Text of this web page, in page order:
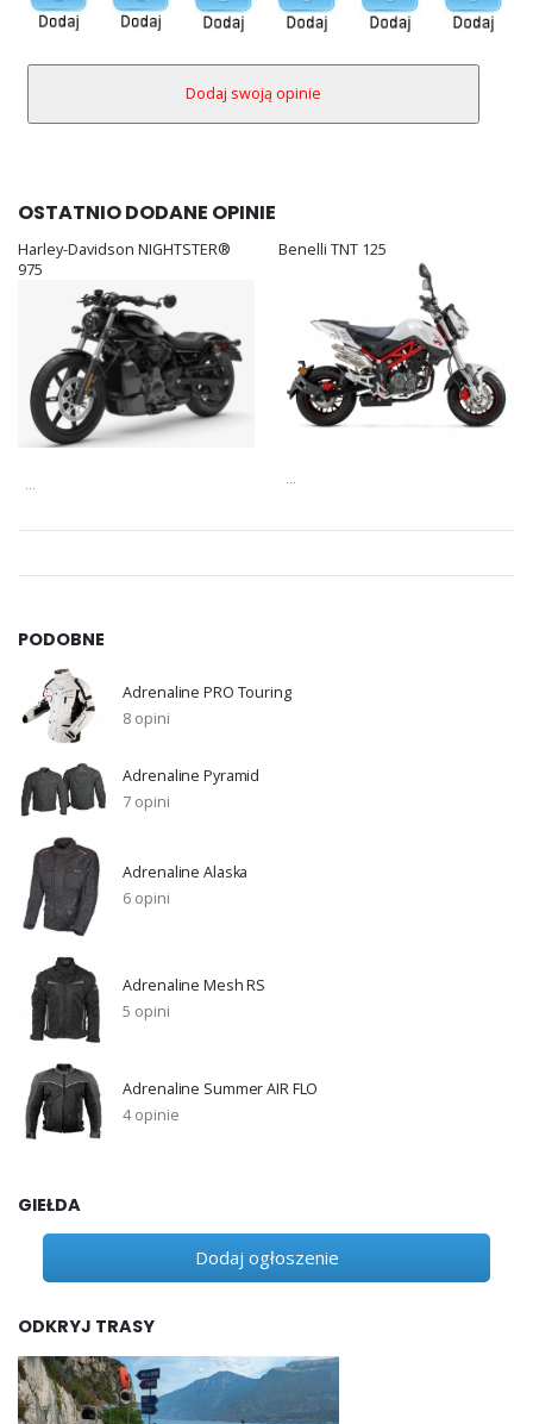
OSTATNIO DODANE OPINIE
Harley-Davidson NIGHTSTER®
975
...
Benelli TNT 125
...
PODOBNE
Adrenaline PRO Touring
8 opini
Adrenaline Pyramid
7 opini
Adrenaline Alaska
6 opini
Adrenaline Mesh RS
5 opini
Adrenaline Summer AIR FLO
4 opinie
GIEŁDA
Dodaj ogłoszenie
ODKRYJ TRASY